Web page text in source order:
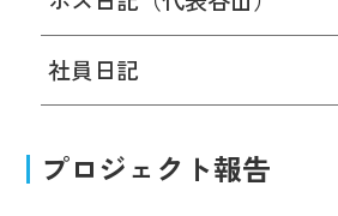
社員日記
プロジェクト報告